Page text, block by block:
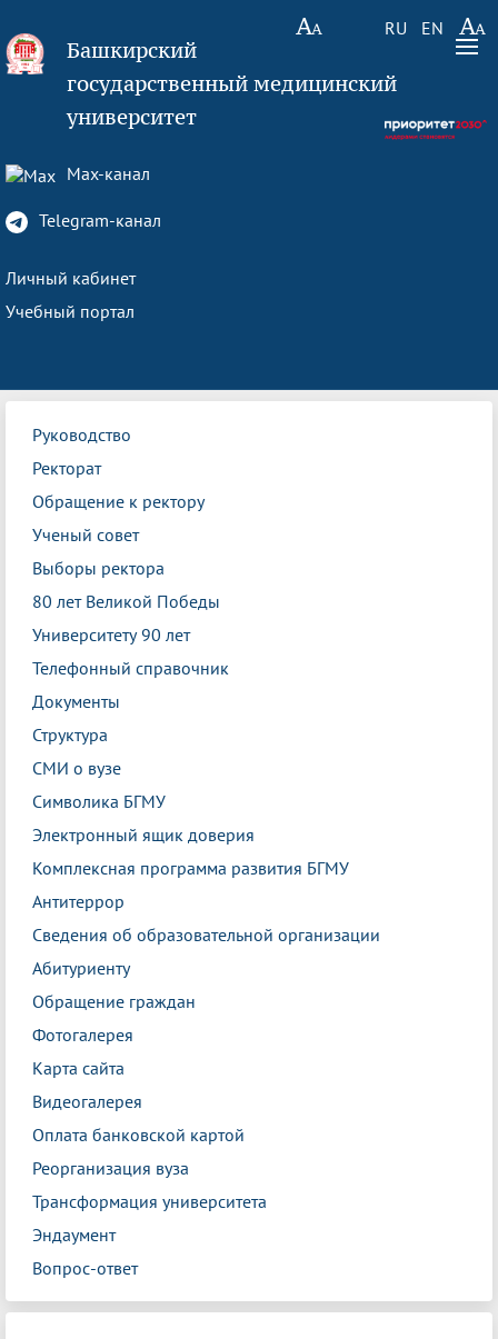
RU EN
Башкирский
государственный медицинский
университет
Max-канал
Telegram-канал
Личный кабинет
Учебный портал
Руководство
Ректорат
Обращение к ректору
Ученый совет
Выборы ректора
80 лет Великой Победы
Университету 90 лет
Телефонный справочник
Документы
Структура
СМИ о вузе
Символика БГМУ
Электронный ящик доверия
Комплексная программа развития БГМУ
Антитеррор
Сведения об образовательной организации
Абитуриенту
Обращение граждан
Фотогалерея
Карта сайта
Видеогалерея
Оплата банковской картой
Реорганизация вуза
Трансформация университета
Эндаумент
Вопрос-ответ